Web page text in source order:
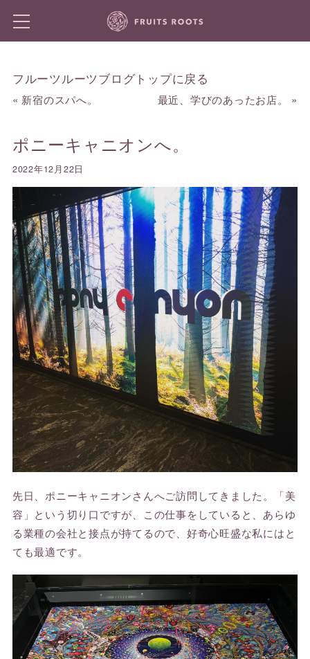
フルーツルーツブログトップに戻る
« 新宿のスパへ。 最近、学びのあったお店。 »
ポニーキャニオンへ。
2022年12月22日
先日、ポニーキャニオンさんへご訪問してきました。「美
容」という切り口ですが、この仕事をしていると、あらゆ
る業種の会社と接点が持てるので、好奇心旺盛な私にはと
ても最適です。